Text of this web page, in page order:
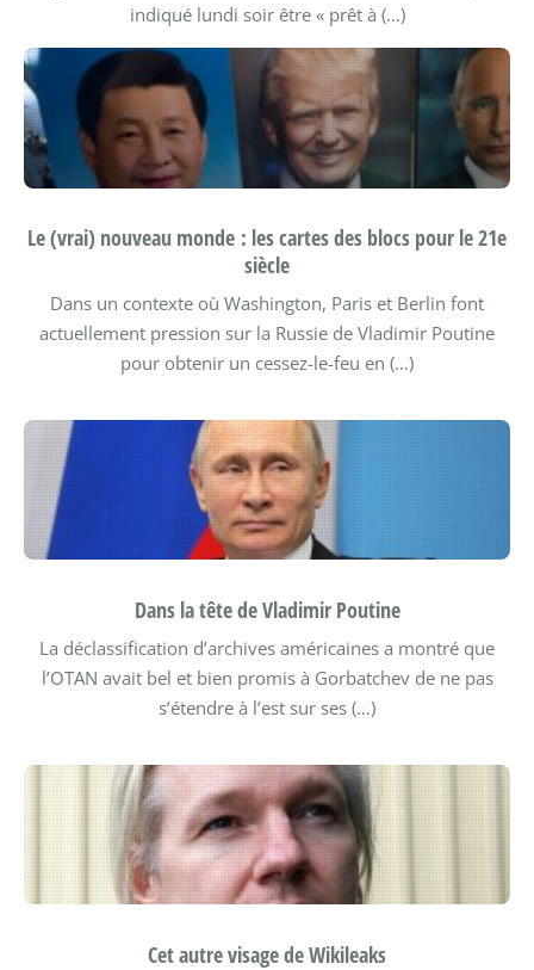
indiqué lundi soir être « prêt à (…)
Le (vrai) nouveau monde : les cartes des blocs pour le 21e
siècle
Dans un contexte où Washington, Paris et Berlin font
actuellement pression sur la Russie de Vladimir Poutine
pour obtenir un cessez-le-feu en (…)
Dans la tête de Vladimir Poutine
La déclassification d’archives américaines a montré que
l’OTAN avait bel et bien promis à Gorbatchev de ne pas
s’étendre à l’est sur ses (…)
Cet autre visage de Wikileaks